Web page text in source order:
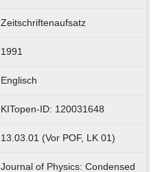
Zeitschriftenaufsatz
1991
Englisch
KITopen-ID: 120031648
13.03.01 (Vor POF, LK 01)
Journal of Physics: Condensed